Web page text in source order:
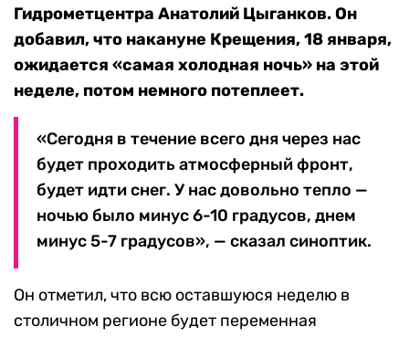
Гидрометцентра Анатолий Цыганков. Он
добавил, что накануне Крещения, 18 января,
ожидается «самая холодная ночь» на этой
неделе, потом немного потеплеет.
«Сегодня в течение всего дня через нас
будет проходить атмосферный фронт,
будет идти снег. У нас довольно тепло —
ночью было минус 6-10 градусов, днем
минус 5-7 градусов», — сказал синоптик.
Он отметил, что всю оставшуюся неделю в
столичном регионе будет переменная